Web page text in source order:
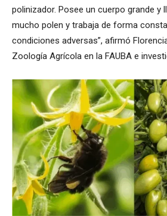
polinizador. Posee un cuerpo grande y
mucho polen y trabaja de forma
condiciones adversas”, afirmó
Zoología Agrícola en la FAUBA e